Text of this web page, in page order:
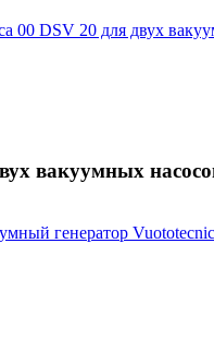
вакуумных